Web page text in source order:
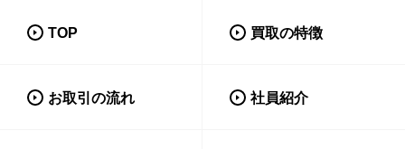
TOP 買取の特徴
お取引の流れ 社員紹介